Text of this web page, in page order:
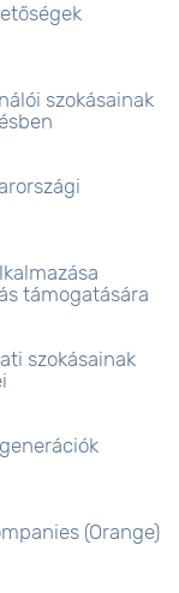
szokásainak
támogatására
szokásainak
(Orange)